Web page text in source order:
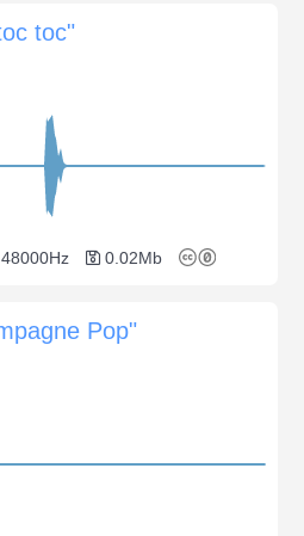
toc"
48000Hz 0.02Mb
Pop"